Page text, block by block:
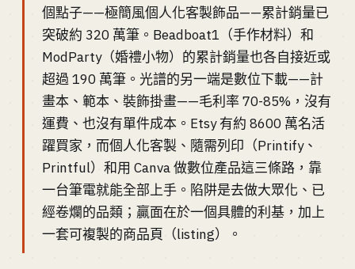
個點子——極簡風個人化客製飾品——累計銷量已
突破約 320 萬筆。Beadboat1（手作材料）和
ModParty（婚禮小物）的累計銷量也各自接近或
超過 190 萬筆。光譜的另一端是數位下載——計
畫本、範本、裝飾掛畫——毛利率 70-85%，沒有
運費、也沒有單件成本。Etsy 有約 8600 萬名活
躍買家，而個人化客製、隨需列印（Printify、
Printful）和用 Canva 做數位產品這三條路，靠
一台筆電就能全部上手。陷阱是去做大眾化、已
經卷爛的品類；贏面在於一個具體的利基，加上
一套可複製的商品頁（listing）。